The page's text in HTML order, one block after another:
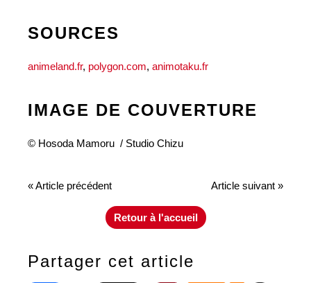
SOURCES
animeland.fr, polygon.com, animotaku.fr
IMAGE DE COUVERTURE
© Hosoda Mamoru / Studio Chizu
« Article précédent Article suivant »
Retour à l'accueil
Partager cet article